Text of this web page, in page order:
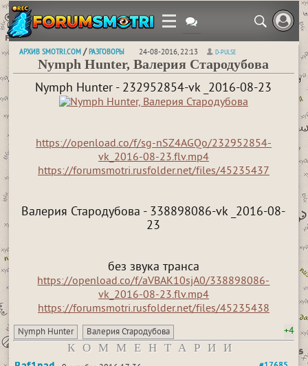
АРХИВ SMOTRI.COM /РАЗГОВОРЫ 24-08-2016, 22:13 D-PULSE
Nymph Hunter, Валерия Стародубова
Nymph Hunter - 232952854-vk _2016-08-23
https://openload.co/f/sg-nSZ4AGQo/232952854-
vk_2016-08-23.flv.mp4
https://forumsmotri.rusfolder.net/files/45235437
Валерия Стародубова - 338898086-vk _2016-08-
23
без звука транса
https://openload.co/f/aVBAK10sjA0/338898086-
vk_2016-08-23.flv.mp4
https://forumsmotri.rusfolder.net/files/45235438
Nymph Hunter Валерия Стародубова +4
КОММЕНТАРИИ